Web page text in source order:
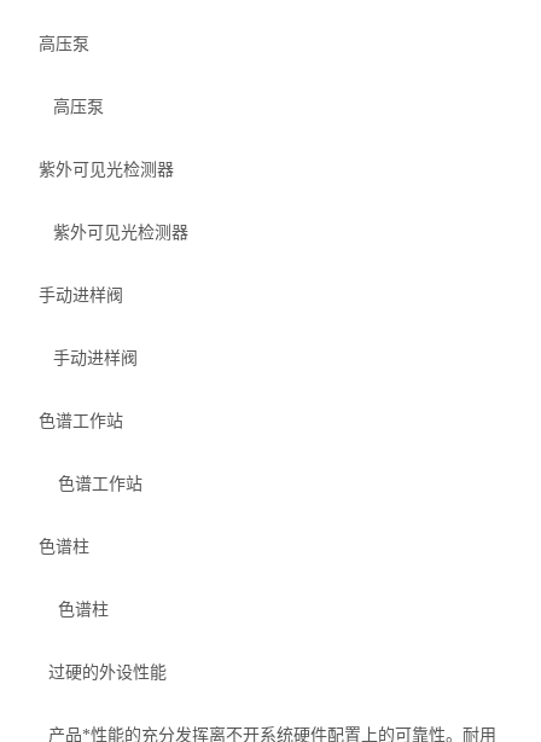
高压泵
高压泵
紫外可见光检测器
紫外可见光检测器
手动进样阀
手动进样阀
色谱工作站
色谱工作站
色谱柱
色谱柱
过硬的外设性能
产品*性能的充分发挥离不开系统硬件配置上的可靠性。耐用